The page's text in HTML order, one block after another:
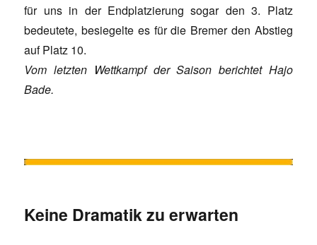
für uns in der Endplatzierung sogar den 3. Platz
bedeutete, besiegelte es für die Bremer den Abstieg
auf Platz 10.
Vom letzten Wettkampf der Saison berichtet Hajo
Bade.
Keine Dramatik zu erwarten